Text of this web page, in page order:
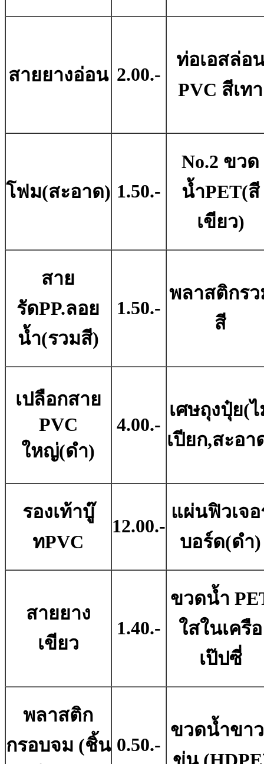
สายยางอ่อน 2.00.-
ท่อเอสล่อ
PVC สีเทา
โฟม(สะอาด) 1.50.-
No.2 ขวด
น้ำPET(สี
เขียว)
สาย
รัดPP.ลอย
น้ำ(รวมสี)
1.50.-
พลาสติกร
สี
เปลือกสาย
PVC
ใหญ่(ดำ)
4.00.-
เศษถุงปุ๋ย(
เปียก,สะอา
รองเท้าบู๊
ทPVC
12.00.-
แผ่นฟิวเจอ
บอร์ด(ดํา)
สายยาง
เขียว
1.40.-
ขวดน้ำ
ใสในเครือ
เป๊ปซี่
พลาสติก
กรอบจม (ชิ้น 0.50.-
ขวดน้ำขา